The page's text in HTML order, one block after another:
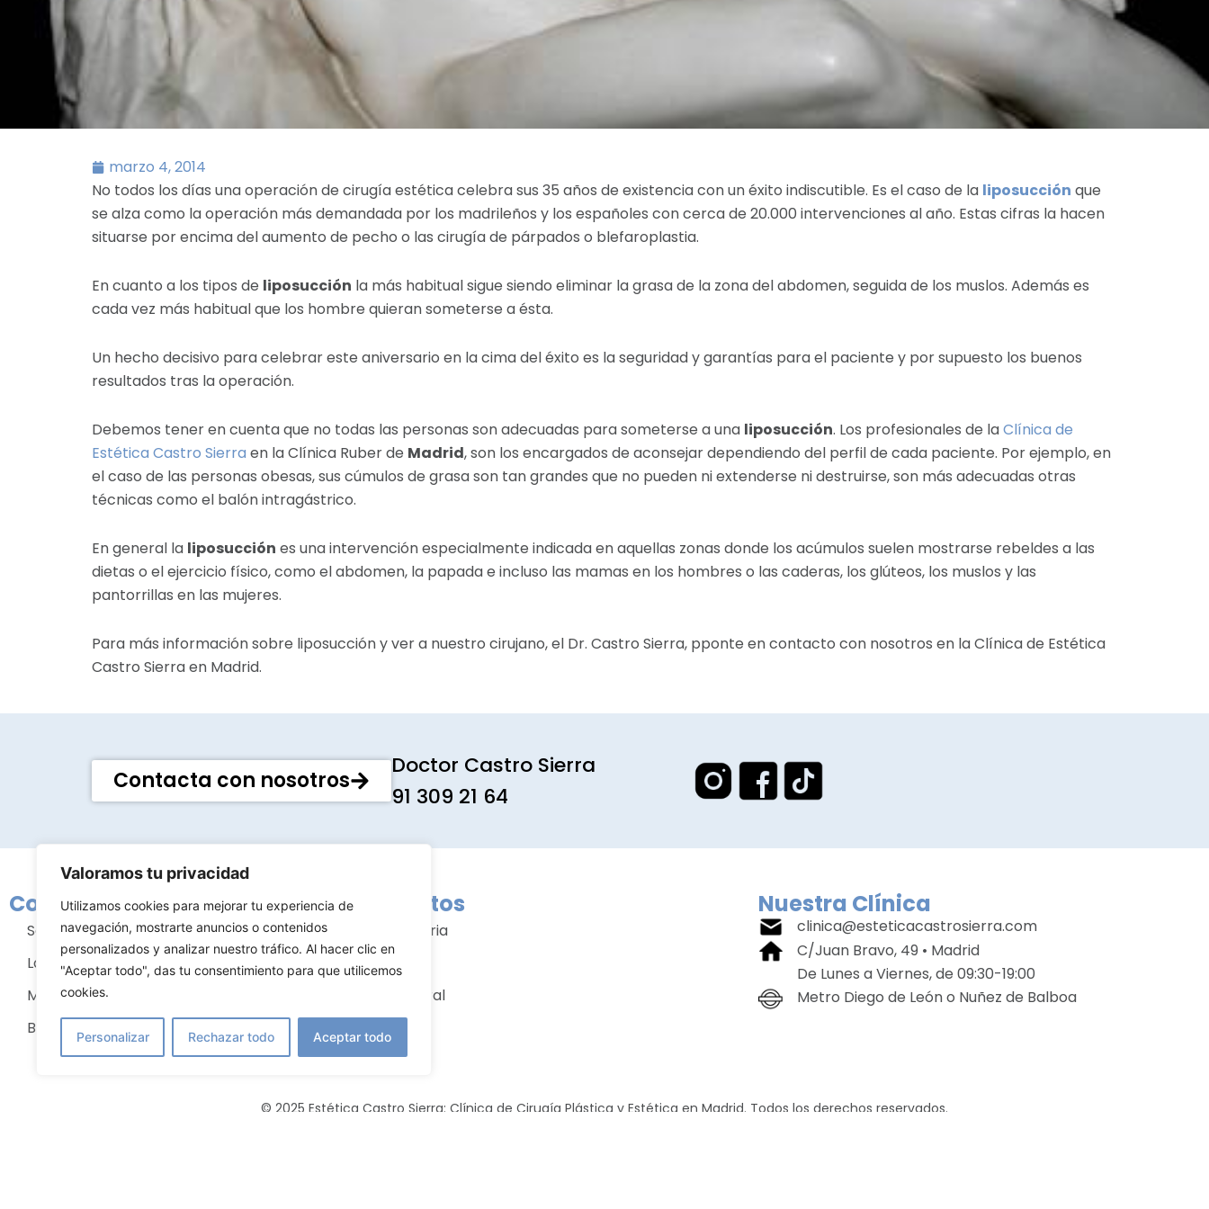
Valoramos tu privacidad
Utilizamos cookies para mejorar tu experiencia de
navegación, mostrarte anuncios o contenidos
personalizados y analizar nuestro tráfico. Al hacer clic en
"Aceptar todo", das tu consentimiento para que utilicemos
cookies.
Personalizar Rechazar todo Aceptar todo
marzo 4, 2014
No todos los días una operación de cirugía estética celebra sus 35 años de existencia con un éxito indiscutible. Es el caso de la liposucción que
se alza como la operación más demandada por los madrileños y los españoles con cerca de 20.000 intervenciones al año. Estas cifras la hacen
situarse por encima del aumento de pecho o las cirugía de párpados o blefaroplastia.
En cuanto a los tipos de liposucción la más habitual sigue siendo eliminar la grasa de la zona del abdomen, seguida de los muslos. Además es
cada vez más habitual que los hombre quieran someterse a ésta.
Un hecho decisivo para celebrar este aniversario en la cima del éxito es la seguridad y garantías para el paciente y por supuesto los buenos
resultados tras la operación.
Debemos tener en cuenta que no todas las personas son adecuadas para someterse a una liposucción. Los profesionales de laClínica de
Estética Castro Sierra en la Clínica Ruber de Madrid, son los encargados de aconsejar dependiendo del perfil de cada paciente. Por ejemplo, en
el caso de las personas obesas, sus cúmulos de grasa son tan grandes que no pueden ni extenderse ni destruirse, son más adecuadas otras
técnicas como el balón intragástrico.
En general la liposucción es una intervención especialmente indicada en aquellas zonas donde los acúmulos suelen mostrarse rebeldes a las
dietas o el ejercicio físico, como el abdomen, la papada e incluso las mamas en los hombres o las caderas, los glúteos, los muslos y las
pantorrillas en las mujeres.
Para más información sobre liposucción y ver a nuestro cirujano, el Dr. Castro Sierra, pponte en contacto con nosotros en la Clínica de Estética
Castro Sierra en Madrid.
Contacta con nosotros
Doctor Castro Sierra
91 309 21 64
Conócenos
Sobre nosotros
La clínica
Mejor cirujano plástico
Blog
Tratamientos
Cirugía mamaria
Cirugía facial
Cirugía corporal
Estética facial
Nuestra Clínica
clinica@esteticacastrosierra.com
C/Juan Bravo, 49 • Madrid
De Lunes a Viernes, de 09:30-19:00
Metro Diego de León o Nuñez de Balboa
© 2025 Estética Castro Sierra: Clínica de Cirugía Plástica y Estética en Madrid. Todos los derechos reservados.